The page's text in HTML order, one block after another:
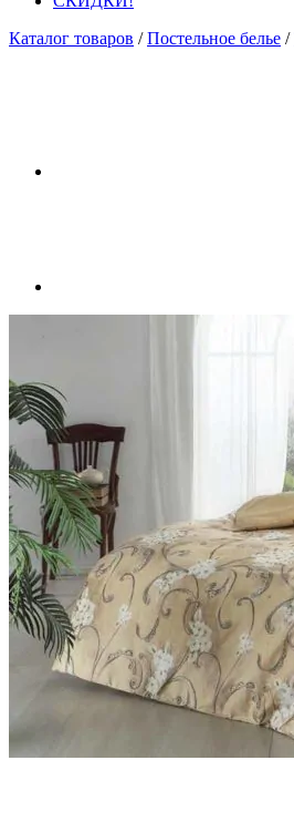
Каталог товаров / Постельное белье /